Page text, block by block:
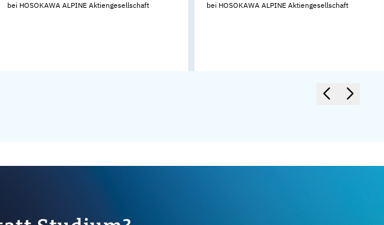
bei HOSOKAWA ALPINE Aktiengesellschaft bei HOSOKAWA ALPINE Aktiengesellschaft